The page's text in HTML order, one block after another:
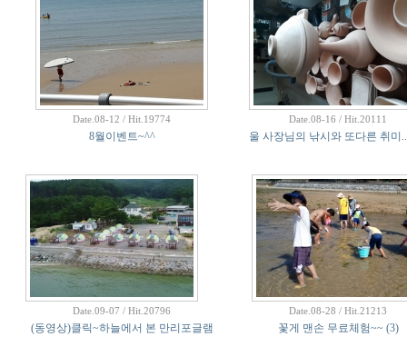
Date.08-12 / Hit.19774
8월이벤트~^^
Date.08-16 / Hit.20111
울 사장님의 낚시와 또다른 취미
Date.09-07 / Hit.20796
(동영상)클릭~하늘에서 본 만리포글램
Date.08-28 / Hit.21213
꽃게 맨손 무료체험~~ (3)